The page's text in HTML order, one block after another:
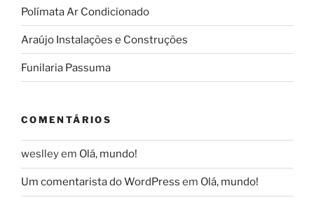
Polímata Ar Condicionado
Araújo Instalações e Construções
Funilaria Passuma
COMENTÁRIOS
weslleyem Olá, mundo!
Um comentarista do WordPress em Olá, mundo!